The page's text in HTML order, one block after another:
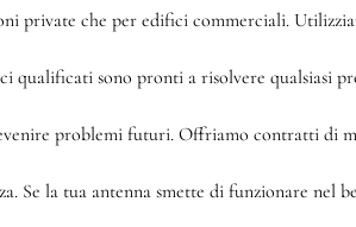
private che per edifici commerciali.
sono pronti a risolvere qualsiasi
problemi futuri. Offriamo contratti di
Se la tua antenna smette di funzionare